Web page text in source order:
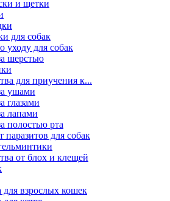
и щетки
для собак
уходу для собак
шерстью
для приучения к...
ушами
глазами
лапами
полостью рта
паразитов для собак
от блох и клещей
для взрослых кошек